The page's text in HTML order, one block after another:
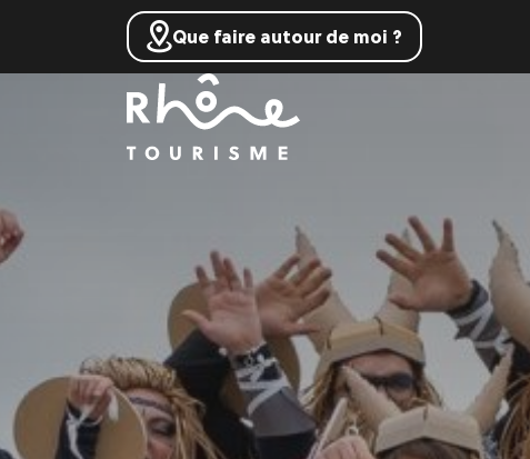
Que faire autour de moi ?